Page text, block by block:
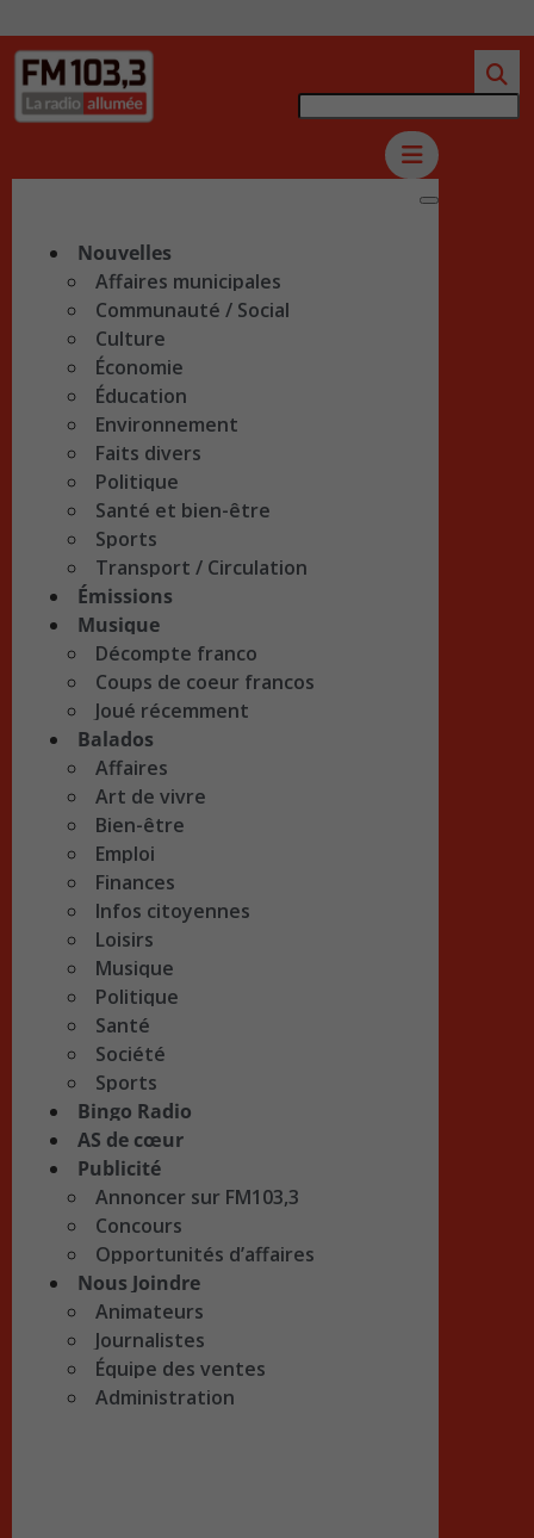
Nouvelles
Affaires municipales
Communauté / Social
Culture
Économie
Éducation
Environnement
Faits divers
Politique
Santé et bien-être
Sports
Transport / Circulation
Émissions
Musique
Décompte franco
Coups de coeur francos
Joué récemment
Balados
Affaires
Art de vivre
Bien-être
Emploi
Finances
Infos citoyennes
Loisirs
Musique
Politique
Santé
Société
Sports
Bingo Radio
AS de cœur
Publicité
Annoncer sur FM103,3
Concours
Opportunités d’affaires
Nous Joindre
Animateurs
Journalistes
Équipe des ventes
Administration